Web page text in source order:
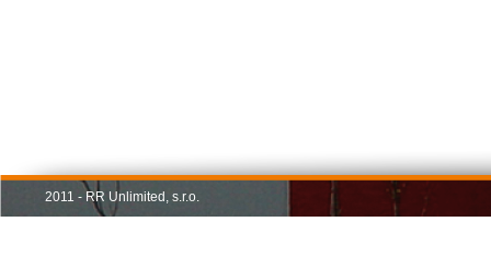
2011 - RR Unlimited, s.r.o.